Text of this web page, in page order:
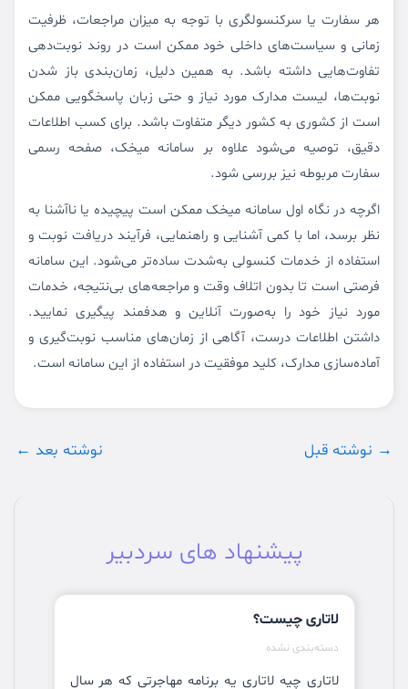
هر سفارت یا سرکنسولگری با توجه به میزان مراجعات، ظرفیت
زمانی و سیاست‌های داخلی خود ممکن است در روند نوبت‌دهی
تفاوت‌هایی داشته باشد. به همین دلیل، زمان‌بندی باز شدن
نوبت‌ها، لیست مدارک مورد نیاز و حتی زبان پاسخگویی ممکن
است از کشوری به کشور دیگر متفاوت باشد. برای کسب اطلاعات
دقیق، توصیه می‌شود علاوه بر سامانه میخک، صفحه رسمی
سفارت مربوطه نیز بررسی شود.
اگرچه در نگاه اول سامانه میخک ممکن است پیچیده یا ناآشنا به
نظر برسد، اما با کمی آشنایی و راهنمایی، فرآیند دریافت نوبت و
استفاده از خدمات کنسولی به‌شدت ساده‌تر می‌شود. این سامانه
فرصتی است تا بدون اتلاف وقت و مراجعه‌های بی‌نتیجه، خدمات
مورد نیاز خود را به‌صورت آنلاین و هدفمند پیگیری نمایید.
داشتن اطلاعات درست، آگاهی از زمان‌های مناسب نوبت‌گیری و
آماده‌سازی مدارک، کلید موفقیت در استفاده از این سامانه است.
پیمایش
→ نوشته قبل نوشته بعد ←
پیشنهاد های سردبیر
لاتاری چیست؟
دسته‌بندی نشده
لاتاری چیه لاتاری یه برنامه مهاجرتی که هر سال